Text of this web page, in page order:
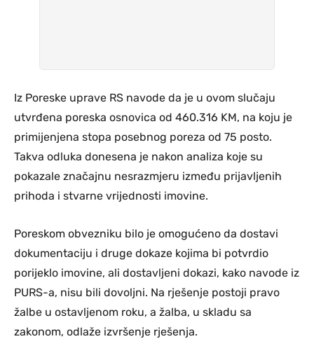
Iz Poreske uprave RS navode da je u ovom slučaju
utvrđena poreska osnovica od 460.316 KM, na koju je
primijenjena stopa posebnog poreza od 75 posto.
Takva odluka donesena je nakon analiza koje su
pokazale značajnu nesrazmjeru između prijavljenih
prihoda i stvarne vrijednosti imovine.
Poreskom obvezniku bilo je omogućeno da dostavi
dokumentaciju i druge dokaze kojima bi potvrdio
porijeklo imovine, ali dostavljeni dokazi, kako navode iz
PURS-a, nisu bili dovoljni. Na rješenje postoji pravo
žalbe u ostavljenom roku, a žalba, u skladu sa
zakonom, odlaže izvršenje rješenja.